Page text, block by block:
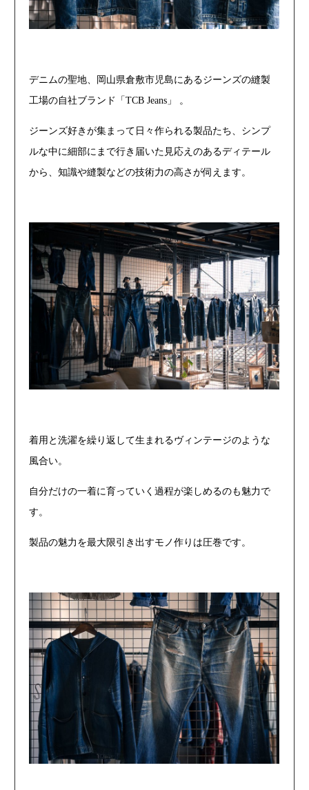
デニムの聖地、岡山県倉敷市児島にあるジーンズの縫製
工場の自社ブランド「TCB Jeans」 。
ジーンズ好きが集まって日々作られる製品たち、シンプ
ルな中に細部にまで行き届いた見応えのあるディテール
から、知識や縫製などの技術力の高さが伺えます。
着用と洗濯を繰り返して生まれるヴィンテージのような
風合い。
自分だけの一着に育っていく過程が楽しめるのも魅力で
す。
製品の魅力を最大限引き出すモノ作りは圧巻です。